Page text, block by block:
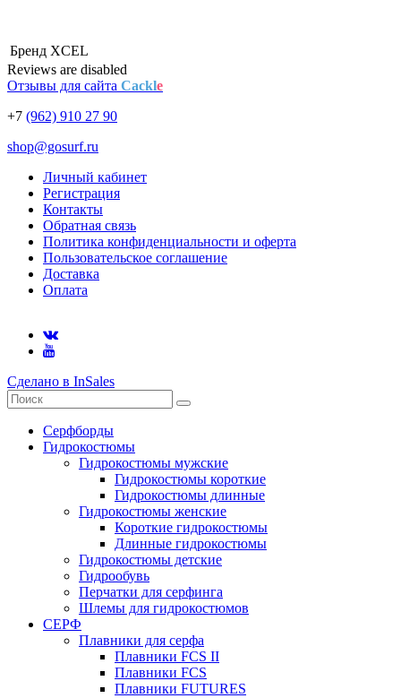
Бренд XCEL
Reviews are disabled
Отзывы для сайта Cackle
+7 (962) 910 27 90
shop@gosurf.ru
Личный кабинет
Регистрация
Контакты
Обратная связь
Политика конфиденциальности и оферта
Пользовательское соглашение
Доставка
Оплата
Сделано в InSales
Серфборды
Гидрокостюмы
Гидрокостюмы мужские
Гидрокостюмы короткие
Гидрокостюмы длинные
Гидрокостюмы женские
Короткие гидрокостюмы
Длинные гидрокостюмы
Гидрокостюмы детские
Гидрообувь
Перчатки для серфинга
Шлемы для гидрокостюмов
СЕРФ
Плавники для серфа
Плавники FCS II
Плавники FCS
Плавники FUTURES